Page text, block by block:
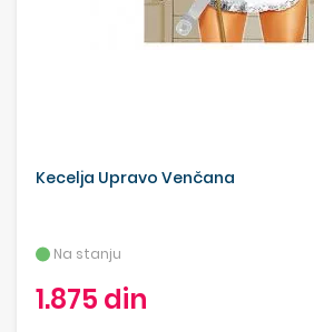
Kecelja Upravo Venčana
Na stanju
1.875 din